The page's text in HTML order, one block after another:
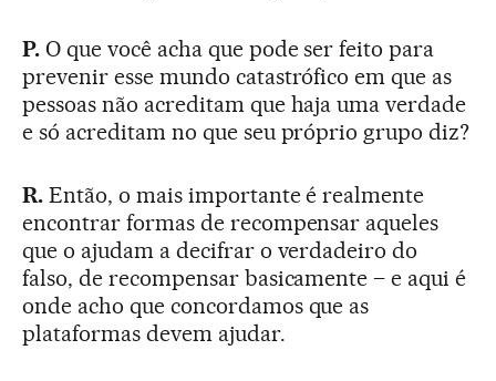
P.O que você acha que pode ser feito para
prevenir esse mundo catastrófico em que as
pessoas não acreditam que haja uma verdade
e só acreditam no que seu próprio grupo diz?
R.Então, o mais importante é realmente
encontrar formas de recompensar aqueles
que o ajudam a decifrar o verdadeiro do
falso, de recompensar basicamente – e aqui é
onde acho que concordamos que as
plataformas devem ajudar.